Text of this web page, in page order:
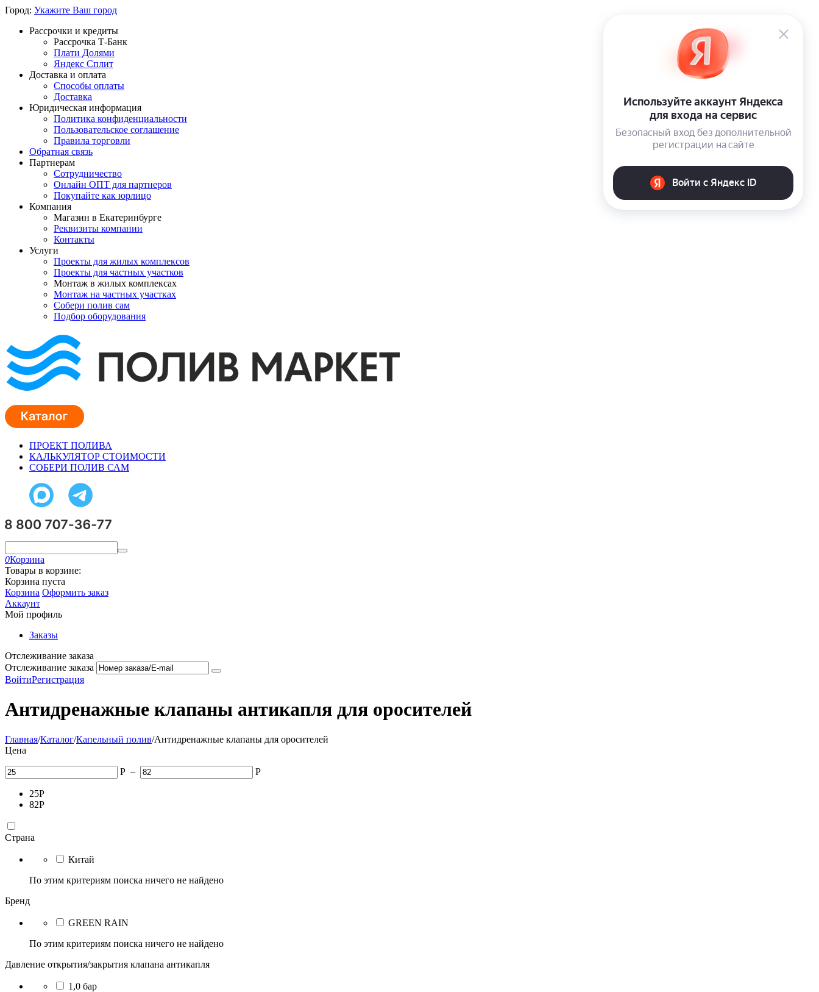
Город: Укажите Ваш город
Рассрочки и кредиты
Рассрочка Т-Банк
Плати Долями
Яндекс Сплит
Доставка и оплата
Способы оплаты
Доставка
Юридическая информация
Политика конфиденциальности
Пользовательское соглашение
Правила торговли
Обратная связь
Партнерам
Сотрудничество
Онлайн ОПТ для партнеров
Покупайте как юрлицо
Компания
Магазин в Екатеринбурге
Реквизиты компании
Контакты
Услуги
Проекты для жилых комплексов
Проекты для частных участков
Монтаж в жилых комплексах
Монтаж на частных участках
Собери полив сам
Подбор оборудования
ПРОЕКТ ПОЛИВА
КАЛЬКУЛЯТОР СТОИМОСТИ
СОБЕРИ ПОЛИВ САМ
0Корзина
Товары в корзине:
Корзина пуста
Корзина Оформить заказ
Аккаунт
Мой профиль
Заказы
Отслеживание заказа
Отслеживание заказа
ВойтиРегистрация
Антидренажные клапаны антикапля для оросителей
Главная/Каталог/Капельный полив/Антидренажные клапаны для оросителей
Цена
Р – Р
25Р
82Р
Страна
Китай
По этим критериям поиска ничего не найдено
Бренд
GREEN RAIN
По этим критериям поиска ничего не найдено
Давление открытия/закрытия клапана антикапля
1,0 бар